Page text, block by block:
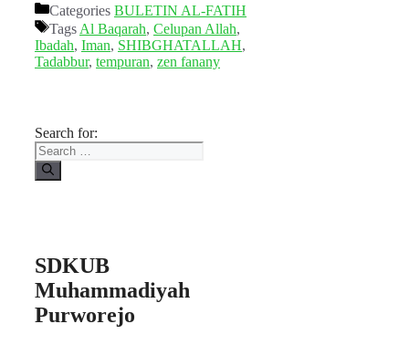
Categories BULETIN AL-FATIH
Tags Al Baqarah, Celupan Allah,
Ibadah, Iman, SHIBGHATALLAH,
Tadabbur, tempuran, zen fanany
Search for:
SDKUB
Muhammadiyah
Purworejo